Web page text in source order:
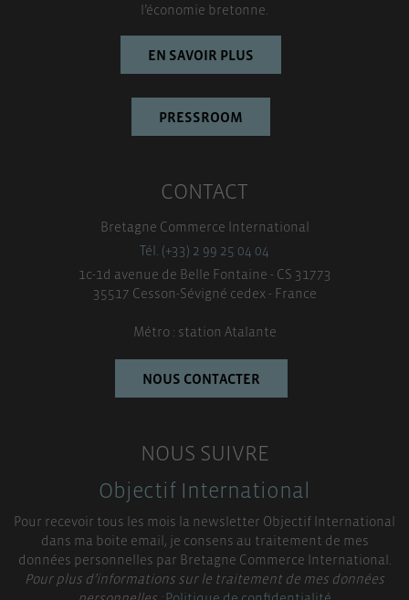
l’économie bretonne.
EN SAVOIR PLUS
PRESSROOM
CONTACT
Bretagne Commerce International
Tél. (+33) 2 99 25 04 04
1c-1d avenue de Belle Fontaine - CS 31773
35517 Cesson-Sévigné cedex - France
Métro : station Atalante
NOUS CONTACTER
NOUS SUIVRE
Objectif International
Pour recevoir tous les mois la newsletter Objectif International
dans ma boite email, je consens au traitement de mes
données personnelles par Bretagne Commerce International.
Pour plus d’informations sur le traitement de mes données